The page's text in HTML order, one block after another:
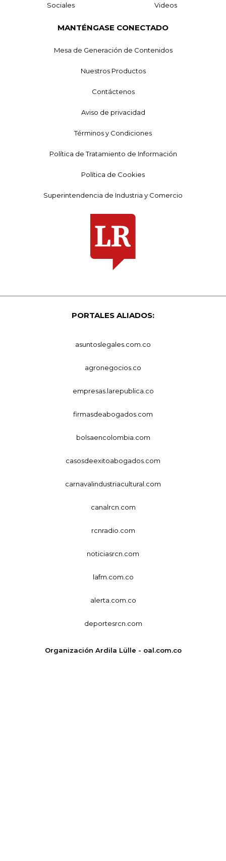
Sociales Videos
MANTÉNGASE CONECTADO
Mesa de Generación de Contenidos
Nuestros Productos
Contáctenos
Aviso de privacidad
Términos y Condiciones
Política de Tratamiento de Información
Política de Cookies
Superintendencia de Industria y Comercio
PORTALES ALIADOS:
asuntoslegales.com.co
agronegocios.co
empresas.larepublica.co
firmasdeabogados.com
bolsaencolombia.com
casosdeexitoabogados.com
carnavalindustriacultural.com
canalrcn.com
rcnradio.com
noticiasrcn.com
lafm.com.co
alerta.com.co
deportesrcn.com
Organización Ardila Lülle - oal.com.co